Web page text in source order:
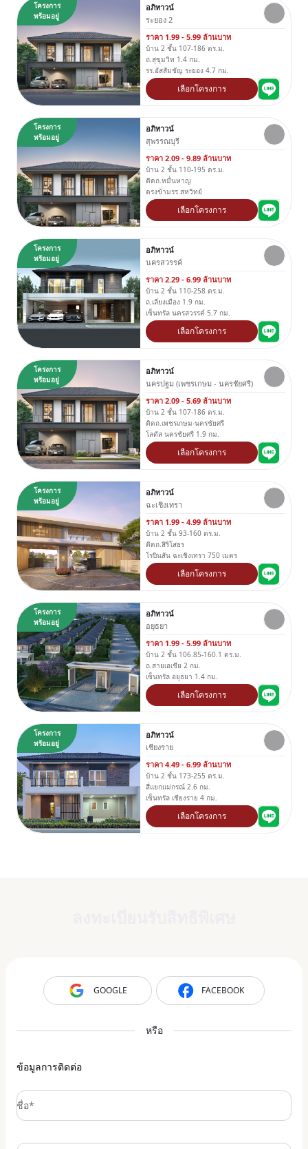
โครงการ
พร้อมอยู่
อภิทาวน์
ระยอง 2
ราคา 1.99 - 5.99 ล้านบาท
บ้าน 2 ชั้น 107-186 ตร.ม.
ถ.สุขุมวิท 1.4 กม.
รร.อัสสัมชัญ ระยอง 4.7 กม.
เลือกโครงการ
โครงการ
พร้อมอยู่
อภิทาวน์
สุพรรณบุรี
ราคา 2.09 - 9.89 ล้านบาท
บ้าน 2 ชั้น 110-195 ตร.ม.
ติดถ.หมื่นหาญ
ตรงข้ามรร.สหวิทย์
เลือกโครงการ
โครงการ
พร้อมอยู่
อภิทาวน์
นครสวรรค์
ราคา 2.29 - 6.99 ล้านบาท
บ้าน 2 ชั้น 110-258 ตร.ม.
ถ.เลี่ยงเมือง 1.9 กม.
เซ็นทรัล นครสวรรค์ 5.7 กม.
เลือกโครงการ
โครงการ
พร้อมอยู่
อภิทาวน์
นครปฐม (เพชรเกษม - นครชัยศรี)
ราคา 2.09 - 5.69 ล้านบาท
บ้าน 2 ชั้น 107-186 ตร.ม.
ติดถ.เพชรเกษม-นครชัยศรี
โลตัส นครชัยศรี 1.9 กม.
เลือกโครงการ
โครงการ
พร้อมอยู่
อภิทาวน์
ฉะเชิงเทรา
ราคา 1.99 - 4.99 ล้านบาท
บ้าน 2 ชั้น 93-160 ตร.ม.
ติดถ.สิริโสธร
โรบินสัน ฉะเชิงเทรา 750 เมตร
เลือกโครงการ
โครงการ
พร้อมอยู่
อภิทาวน์
อยุธยา
ราคา 1.99 - 5.99 ล้านบาท
บ้าน 2 ชั้น 106.85-160.1 ตร.ม.
ถ.สายเอเชีย 2 กม.
เซ็นทรัล อยุธยา 1.4 กม.
เลือกโครงการ
โครงการ
พร้อมอยู่
อภิทาวน์
เชียงราย
ราคา 4.49 - 6.99 ล้านบาท
บ้าน 2 ชั้น 173-255 ตร.ม.
สี่แยกแม่กรณ์ 2.6 กม.
เซ็นทรัล เชียงราย 4 กม.
เลือกโครงการ
GOOGLE FACEBOOK
หรือ
ข้อมูลการติดต่อ
ชื่อ*